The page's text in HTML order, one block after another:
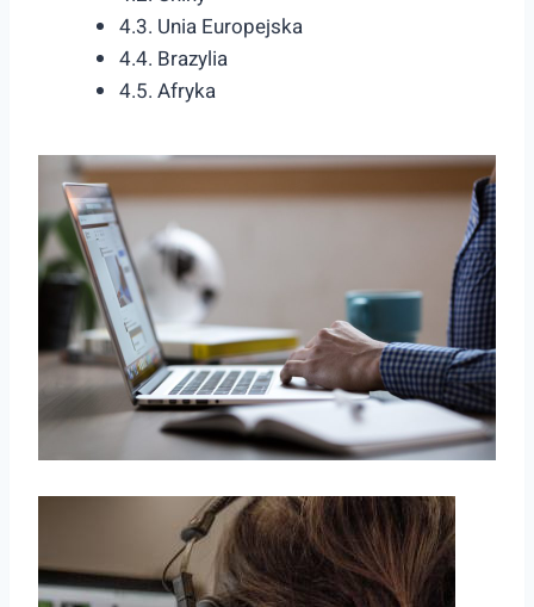
4.3. Unia Europejska
4.4. Brazylia
4.5. Afryka